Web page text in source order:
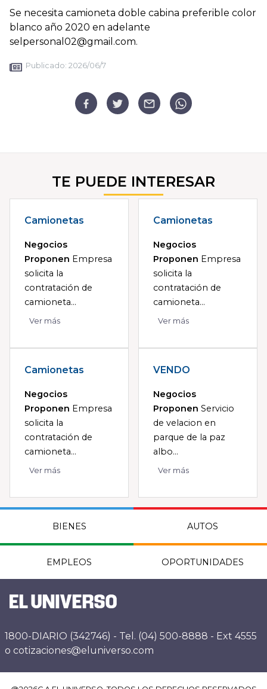
Se necesita camioneta doble cabina preferible color
blanco año 2020 en adelante
selpersonal02@gmail.com.
Publicado: 2026/06/7
TE PUEDE INTERESAR
Camionetas
Negocios
Proponen Empresa
solicita la
contratación de
camioneta...
Ver más
Camionetas
Negocios
Proponen Empresa
solicita la
contratación de
camioneta...
Ver más
Camionetas
Negocios
Proponen Empresa
solicita la
contratación de
camioneta...
Ver más
VENDO
Negocios
Proponen Servicio
de velacion en
parque de la paz
albo...
Ver más
BIENES AUTOS
EMPLEOS OPORTUNIDADES
1800-DIARIO (342746) - Tel. (04) 500-8888 - Ext 4555
o cotizaciones@eluniverso.com